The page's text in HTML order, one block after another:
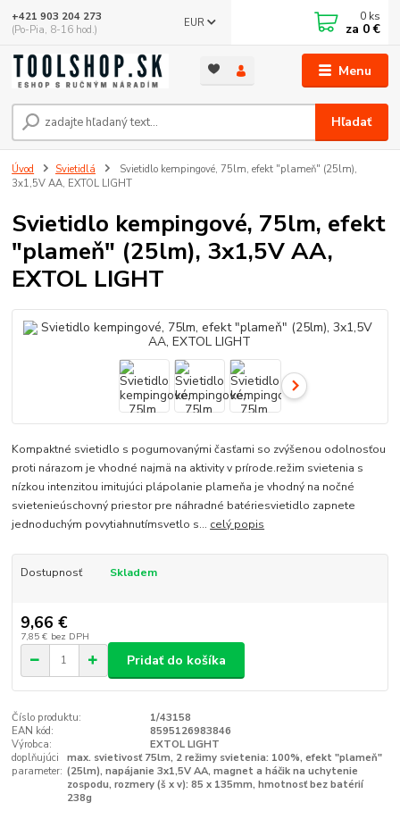
Menu
EUR
Hľadať
+421 903 204 273
(Po-Pia, 8-16 hod.)
0 ks
za 0 €
Úvod Svietidlá
Svietidlo kempingové, 75lm, efekt "plameň" (25lm),
3x1,5V AA, EXTOL LIGHT
Svietidlo kempingové, 75lm, efekt
"plameň" (25lm), 3x1,5V AA,
EXTOL LIGHT
Kompaktné svietidlo s pogumovanými časťami so zvýšenou odolnosťou
proti nárazom je vhodné najmä na aktivity v prírode.režim svietenia s
nízkou intenzitou imitujúci plápolanie plameňa je vhodný na nočné
svietenieúschovný priestor pre náhradné batériesvietidlo zapnete
jednoduchým povytiahnutímsvetlo s... celý popis
Dostupnosť Skladem
9,66 €
7,85 € bez DPH
Pridať do košíka
Číslo produktu:
1/43158
EAN kód:
8595126983846
Výrobca:
EXTOL LIGHT
doplňujúci
parameter:
max. svietivosť 75lm, 2 režimy svietenia: 100%, efekt "plameň"
(25lm), napájanie 3x1,5V AA, magnet a háčik na uchytenie
zospodu, rozmery (š x v): 85 x 135mm, hmotnosť bez batérií
238g